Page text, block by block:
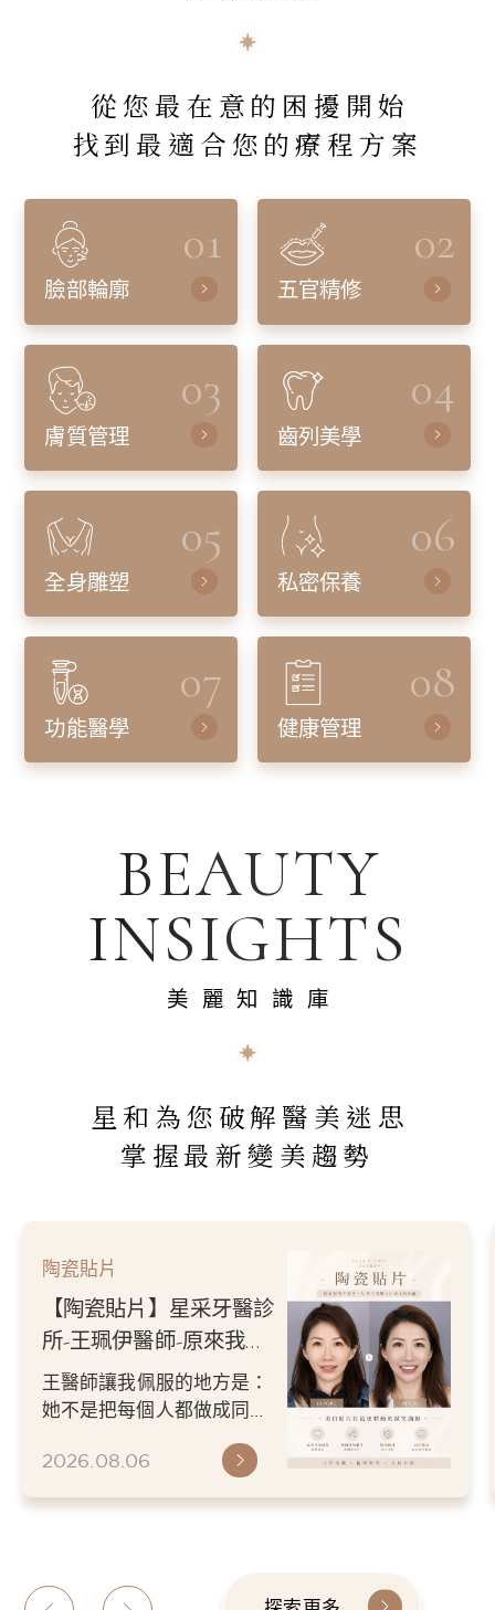
從您最在意的困擾開始
找到最適合您的療程方案
01
臉部輪廓
02
五官精修
03
膚質管理
04
齒列美學
05
全身雕塑
06
私密保養
07
功能醫學
08
健康管理
BEAUTY
INSIGHTS
美麗知識庫
星和為您破解醫美迷思
掌握最新變美趨勢
陶瓷貼片
【陶瓷貼片】星采牙醫診
所-王珮伊醫師-原來我的
不愛笑，只是不喜歡自己
原本的牙齒
王醫師讓我佩服的地方是：
她不是把每個人都做成同一
更適合自己的樣子。 現...
2026.08.06